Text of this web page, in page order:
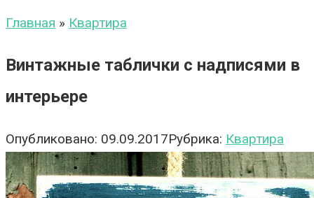
Главная » Квартира
Винтажные таблички с надписями в
интерьере
Опубликовано: 09.09.2017Рубрика: Квартира